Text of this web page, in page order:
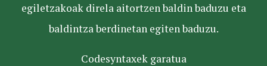
egiletzakoak direla aitortzen baldin baduzu eta
baldintza berdinetan egiten baduzu.
Codesyntaxek garatua